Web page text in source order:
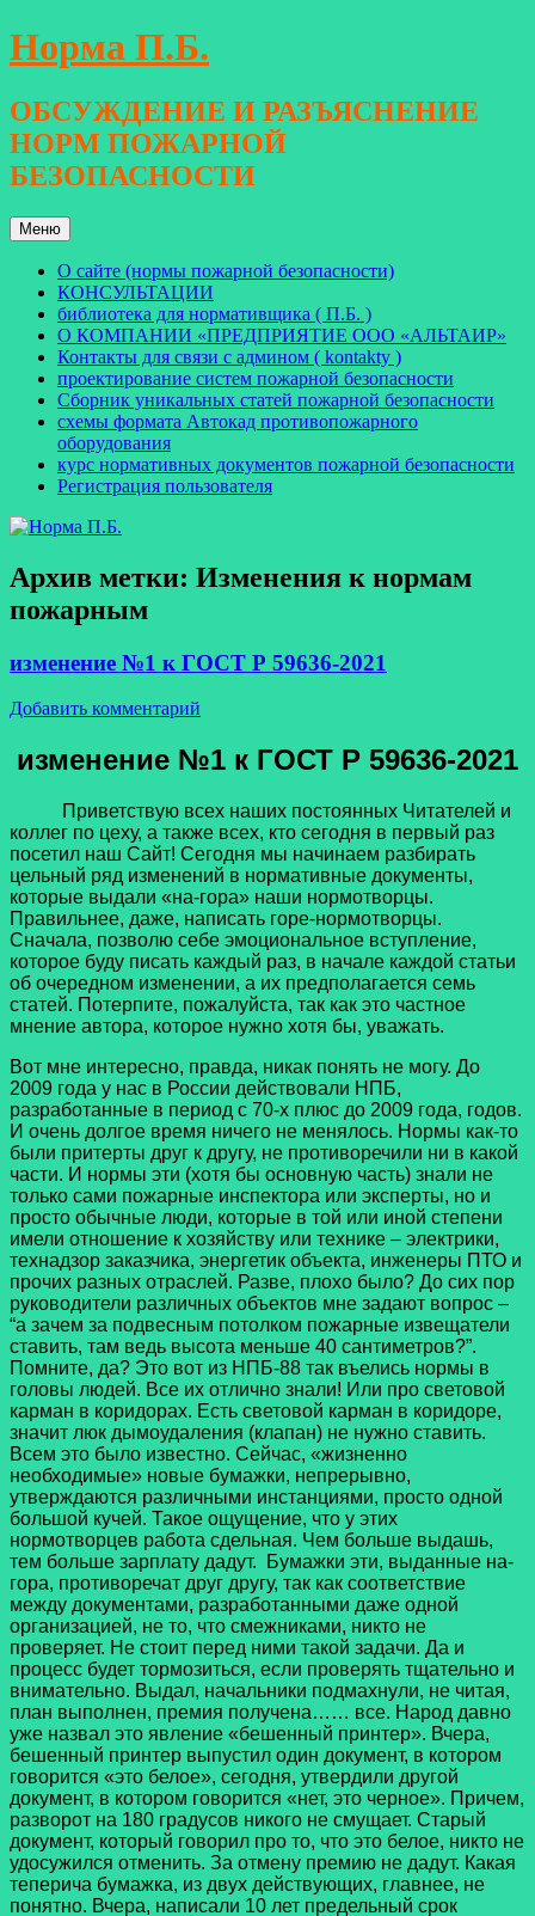
Перейти
к
Норма П.Б.
ОБСУЖДЕНИЕ И РАЗЪЯСНЕНИЕ
НОРМ ПОЖАРНОЙ
БЕЗОПАСНОСТИ
Меню
О сайте (нормы пожарной безопасности)
КОНСУЛЬТАЦИИ
библиотека для нормативщика ( П.Б. )
О КОМПАНИИ «ПРЕДПРИЯТИЕ ООО «АЛЬТАИР»
Контакты для связи с админом ( kontakty )
проектирование систем пожарной безопасности
Сборник уникальных статей пожарной безопасности
схемы формата Автокад противопожарного
оборудования
курс нормативных документов пожарной безопасности
Регистрация пользователя
Архив метки: Изменения к нормам
пожарным
изменение №1 к ГОСТ Р 59636-2021
Добавить комментарий
изменение №1 к ГОСТ Р 59636-2021
Приветствую всех наших постоянных Читателей и
коллег по цеху, а также всех, кто сегодня в первый раз
посетил наш Сайт! Сегодня мы начинаем разбирать
цельный ряд изменений в нормативные документы,
которые выдали «на-гора» наши нормотворцы.
Правильнее, даже, написать горе-нормотворцы.
Сначала, позволю себе эмоциональное вступление,
которое буду писать каждый раз, в начале каждой статьи
об очередном изменении, а их предполагается семь
статей. Потерпите, пожалуйста, так как это частное
мнение автора, которое нужно хотя бы, уважать.
Вот мне интересно, правда, никак понять не могу. До
2009 года у нас в России действовали НПБ,
разработанные в период с 70-х плюс до 2009 года, годов.
И очень долгое время ничего не менялось. Нормы как-то
были притерты друг к другу, не противоречили ни в какой
части. И нормы эти (хотя бы основную часть) знали не
только сами пожарные инспектора или эксперты, но и
просто обычные люди, которые в той или иной степени
имели отношение к хозяйству или технике – электрики,
технадзор заказчика, энергетик объекта, инженеры ПТО и
прочих разных отраслей. Разве, плохо было? До сих пор
руководители различных объектов мне задают вопрос –
“а зачем за подвесным потолком пожарные извещатели
ставить, там ведь высота меньше 40 сантиметров?”.
Помните, да? Это вот из НПБ-88 так въелись нормы в
головы людей. Все их отлично знали! Или про световой
карман в коридорах. Есть световой карман в коридоре,
значит люк дымоудаления (клапан) не нужно ставить.
Всем это было известно. Сейчас, «жизненно
необходимые» новые бумажки, непрерывно,
утверждаются различными инстанциями, просто одной
большой кучей. Такое ощущение, что у этих
нормотворцев работа сдельная. Чем больше выдашь,
тем больше зарплату дадут. Бумажки эти, выданные на-
гора, противоречат друг другу, так как соответствие
между документами, разработанными даже одной
организацией, не то, что смежниками, никто не
проверяет. Не стоит перед ними такой задачи. Да и
процесс будет тормозиться, если проверять тщательно и
внимательно. Выдал, начальники подмахнули, не читая,
план выполнен, премия получена…… все. Народ давно
уже назвал это явление «бешенный принтер». Вчера,
бешенный принтер выпустил один документ, в котором
говорится «это белое», сегодня, утвердили другой
документ, в котором говорится «нет, это черное». Причем,
разворот на 180 градусов никого не смущает. Старый
документ, который говорил про то, что это белое, никто не
удосужился отменить. За отмену премию не дадут. Какая
теперича бумажка, из двух действующих, главнее, не
понятно. Вчера, написали 10 лет предельный срок